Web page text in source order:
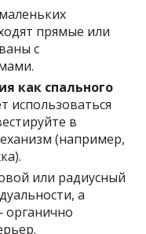
прямые или
с
как спального
использоваться
в
(например,
или радиусный
а
органично